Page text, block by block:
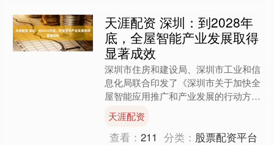
天涯配资 深圳：到2028年
底，全屋智能产业发展取得
显著成效
深圳市住房和建设局、深圳市工业和信
息化局联合印发了《深圳市关于加快全
屋智能应用推广和产业发展的行动方案
（2026—2028年）》。方案提出，到
2026年底，全屋....
天涯配资
查看：211 分类： 股票配资平台